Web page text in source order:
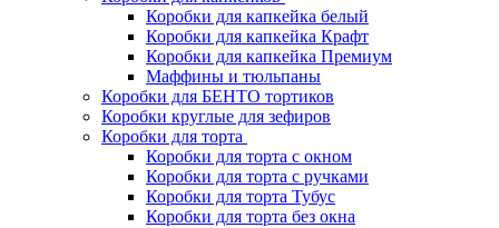
Коробки для капкейка белый
Коробки для капкейка Крафт
Коробки для капкейка Премиум
Маффины и тюльпаны
Коробки для БЕНТО тортиков
Коробки круглые для зефиров
Коробки для торта
Коробки для торта с окном
Коробки для торта с ручками
Коробки для торта Тубус
Коробки для торта без окна